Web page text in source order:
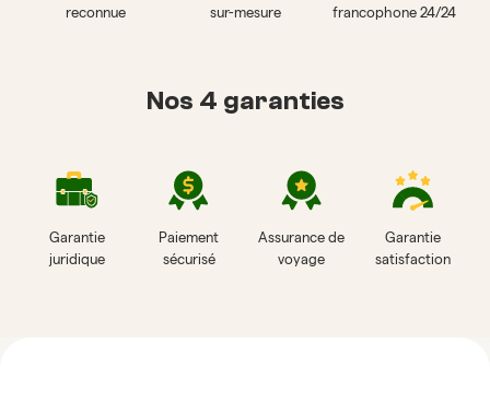
reconnue
sur-mesure
francophone 24/24
Nos 4 garanties
Garantie
juridique
Paiement
sécurisé
Assurance de
voyage
Garantie
satisfaction